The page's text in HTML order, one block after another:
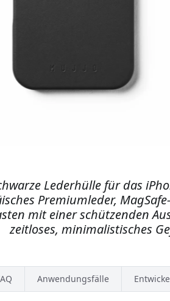
Lederhülle für das
Premiumleder,
mit einer schützenden
zeitloses, minimalistisches
Anwendungsfälle